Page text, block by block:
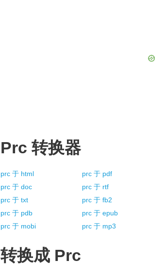
Prc 转换器
prc 于 html prc 于 pdf
prc 于 doc prc 于 rtf
prc 于 txt prc 于 fb2
prc 于 pdb prc 于 epub
prc 于 mobi prc 于 mp3
转换成 Prc